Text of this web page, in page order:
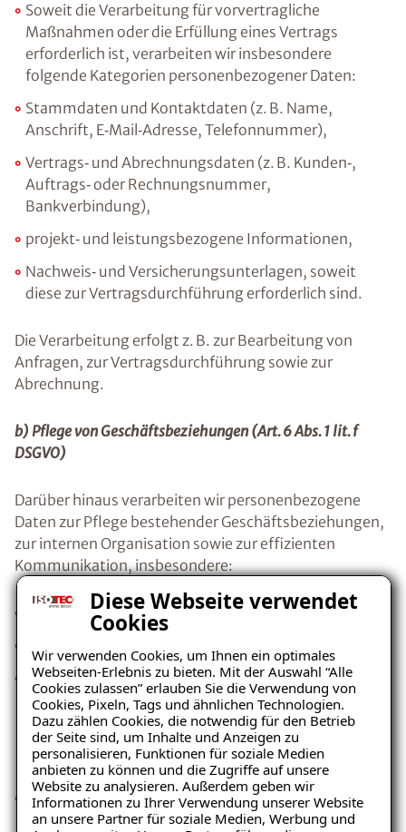
Diese Webseite verwendet
Cookies
Wir verwenden Cookies, um Ihnen ein optimales
Webseiten-Erlebnis zu bieten. Mit der Auswahl “Alle
Cookies zulassen” erlauben Sie die Verwendung von
Cookies, Pixeln, Tags und ähnlichen Technologien.
Dazu zählen Cookies, die notwendig für den Betrieb
der Seite sind, um Inhalte und Anzeigen zu
personalisieren, Funktionen für soziale Medien
anbieten zu können und die Zugriffe auf unsere
Website zu analysieren. Außerdem geben wir
Informationen zu Ihrer Verwendung unserer Website
an unsere Partner für soziale Medien, Werbung und
Soweit die Verarbeitung für vorvertragliche
Maßnahmen oder die Erfüllung eines Vertrags
erforderlich ist, verarbeiten wir insbesondere
folgende Kategorien personenbezogener Daten:
Stammdaten und Kontaktdaten (z. B. Name,
Anschrift, E‑Mail‑Adresse, Telefonnummer),
Vertrags‑ und Abrechnungsdaten (z. B. Kunden‑,
Auftrags‑ oder Rechnungsnummer,
Bankverbindung),
projekt‑ und leistungsbezogene Informationen,
Nachweis‑ und Versicherungsunterlagen, soweit
diese zur Vertragsdurchführung erforderlich sind.
Die Verarbeitung erfolgt z. B. zur Bearbeitung von
Anfragen, zur Vertragsdurchführung sowie zur
Abrechnung.
b) Pflege von Geschäftsbeziehungen (Art. 6 Abs. 1 lit. f
DSGVO)
Darüber hinaus verarbeiten wir personenbezogene
Daten zur Pflege bestehender Geschäftsbeziehungen,
zur internen Organisation sowie zur effizienten
Kommunikation, insbesondere:
geschäftliche Kontaktdaten,
vertriebs‑ und projektbezogene
Zusatzinformationen (z. B. Kommunikations‑ und
Entscheidungsstil, projektbezogene Präferenzen
sowie vertriebsrelevante Zusatzinformationen),
jeweils mit unmittelbarem geschäftlichem Bezug,
technische Nutzungs‑ und Protokolldaten bei der
Nutzung unserer IT‑ und Kommunikationssysteme